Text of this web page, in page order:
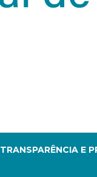
TRANSPARÊNCIA E